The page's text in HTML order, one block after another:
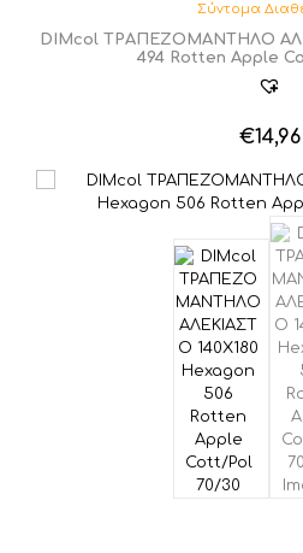
Σύντομα
DIMcol ΤΡΑΠΕΖΟΜΑΝΤΗΛΟ
494 Rotten Apple
€14,96